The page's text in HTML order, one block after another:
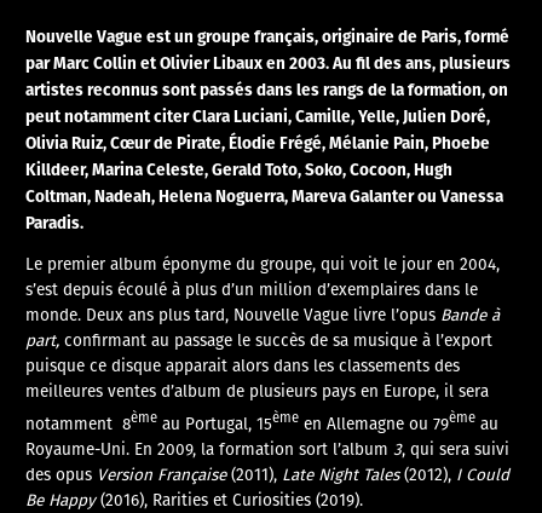
Nouvelle Vague est un groupe français, originaire de Paris, formé
par Marc Collin et Olivier Libaux en 2003. Au fil des ans, plusieurs
artistes reconnus sont passés dans les rangs de la formation, on
peut notamment citer Clara Luciani, Camille, Yelle, Julien Doré,
Olivia Ruiz, Cœur de Pirate, Élodie Frégé, Mélanie Pain, Phoebe
Killdeer, Marina Celeste, Gerald Toto, Soko, Cocoon, Hugh
Coltman, Nadeah, Helena Noguerra, Mareva Galanter ou Vanessa
Paradis.
Le premier album éponyme du groupe, qui voit le jour en 2004,
s’est depuis écoulé à plus d’un million d’exemplaires dans le
monde. Deux ans plus tard, Nouvelle Vague livre l’opus Bande à
part,confirmant au passage le succès de sa musique à l’export
puisque ce disque apparait alors dans les classements des
meilleures ventes d’album de plusieurs pays en Europe, il sera
notamment 8ème au Portugal, 15ème en Allemagne ou 79ème au
Royaume-Uni. En 2009, la formation sort l’album3, qui sera suivi
des opus Version Française(2011), Late Night Tales(2012), I Could
Be Happy(2016), Rarities et Curiosities (2019).